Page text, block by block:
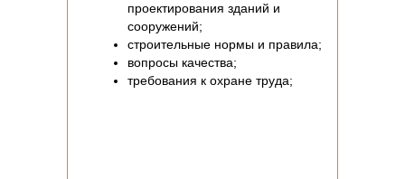
проектирования зданий и
сооружений;
строительные нормы и правила;
вопросы качества;
требования к охране труда;